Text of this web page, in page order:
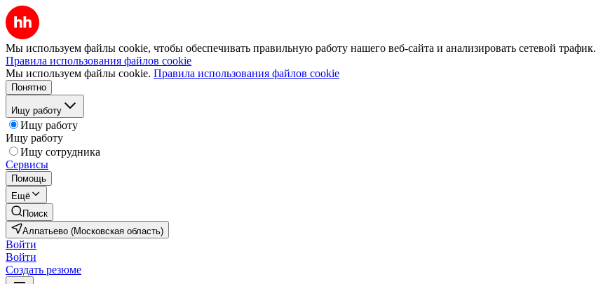
Мы используем файлы cookie, чтобы обеспечивать правильную работу нашего веб-сайта и анализировать сетевой трафик.
Правила использования файлов cookie
Мы используем файлы cookie. Правила использования файлов cookie
Понятно
Ищу работу
Ищу работу
Ищу работу
Ищу сотрудника
Сервисы
Помощь
Ещё
Поиск
Алпатьево (Московская область)
Войти
Войти
Создать резюме